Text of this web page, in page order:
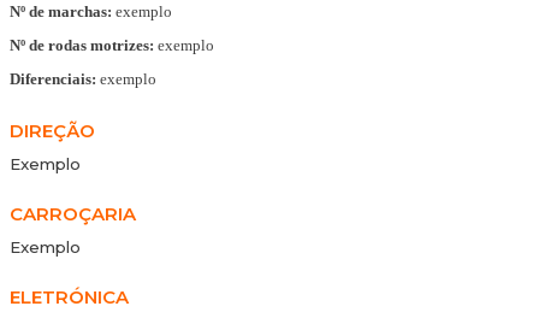
Nº de marchas: exemplo
Nº de rodas motrizes: exemplo
Diferenciais: exemplo
DIREÇÃO
Exemplo
CARROÇARIA
Exemplo
ELETRÓNICA